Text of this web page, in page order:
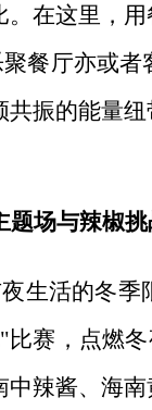
在这里，
餐厅亦或
振的能量纽
题场与辣椒
生活的冬季
赛，点燃
辣酱、海